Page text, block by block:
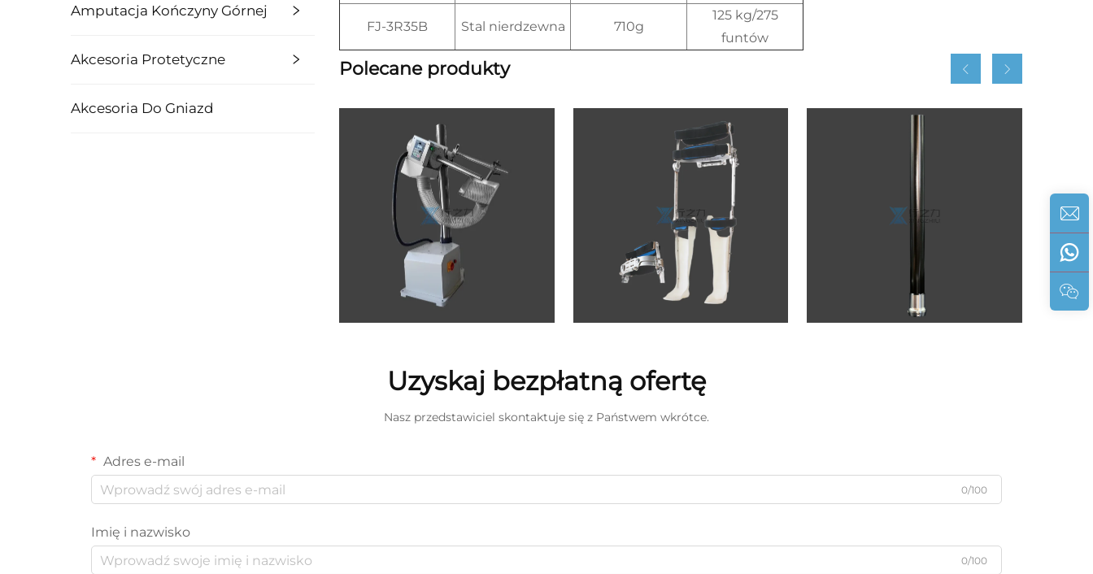
Amputacja Kończyny Górnej
Akcesoria Protetyczne
Akcesoria Do Gniazd
FJ-3R35B Stal nierdzewna 710g
125 kg/275
funtów
Polecane produkty
Uzyskaj bezpłatną ofertę
Nasz przedstawiciel skontaktuje się z Państwem wkrótce.
Adres e-mail
0/100
Imię i nazwisko
0/100